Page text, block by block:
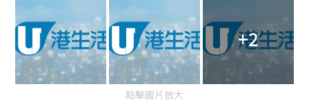
+2
點擊圖片放大